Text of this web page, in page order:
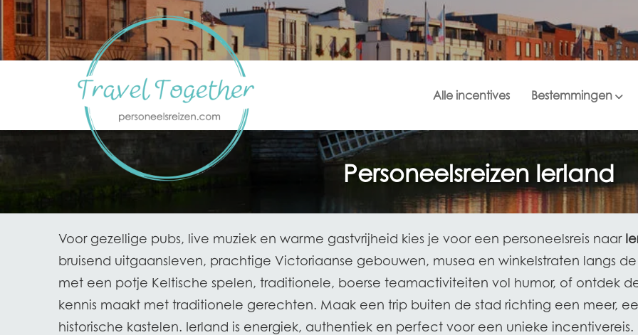
Skip to content
Alle incentives Bestemmingen
Personeelsreizen Ierland
Voor gezellige pubs, live muziek en warme gastvrijheid kies je voor een personeelsreis naar
bruisend uitgaansleven, prachtige Victoriaanse gebouwen, musea en winkelstraten langs
met een potje Keltische spelen, traditionele, boerse teamactiviteiten vol humor, of ontdek
kennis maakt met traditionele gerechten. Maak een trip buiten de stad richting een meer,
historische kastelen. Ierland is energiek, authentiek en perfect voor een unieke incentivereis.